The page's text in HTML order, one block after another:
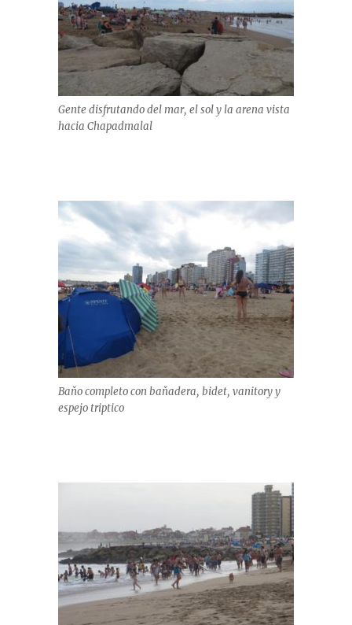
Gente disfrutando del mar, el sol y la arena vista
hacia Chapadmalal
Baňo completo con baňadera, bidet, vanitory y
espejo triptico